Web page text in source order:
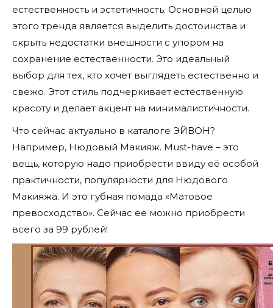
естественность и эстетичность. Основной целью
этого тренда является выделить достоинства и
скрыть недостатки внешности с упором на
сохранение естественности. Это идеальный
выбор для тех, кто хочет выглядеть естественно и
свежо. Этот стиль подчеркивает естественную
красоту и делает акцент на минималистичности.
Что сейчас актуально в каталоге ЭЙВОН?
Например, Нюдовый Макияж. Must-have – это
вещь, которую надо приобрести ввиду её особой
практичности, популярности для Нюдового
Макияжа. И это губная помада «Матовое
превосходство». Сейчас ее можно приобрести
всего за 99 рублей!